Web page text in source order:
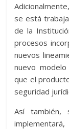
se está
de la
procesos
nuevos
nuevo
que el
seguridad
Así